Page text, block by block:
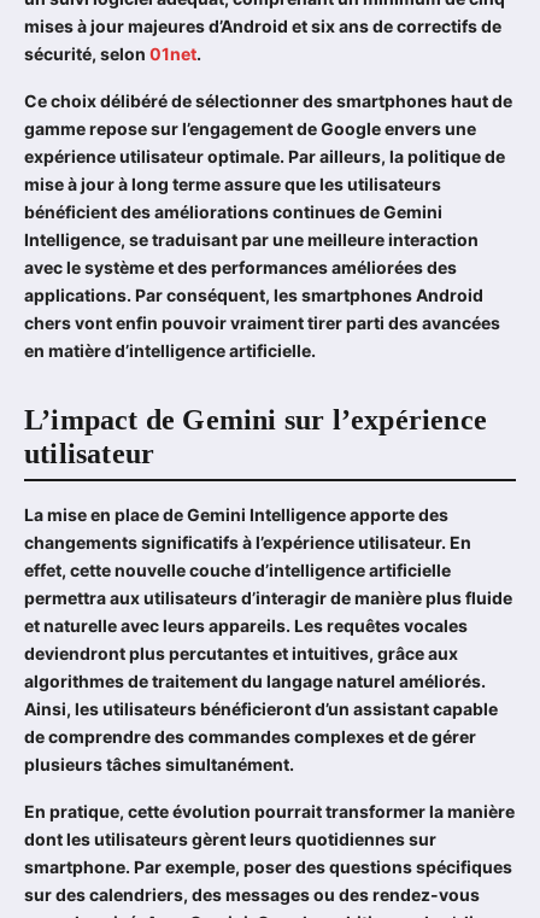
mises à jour majeures d’Android et six ans de correctifs de
sécurité, selon 01net.
Ce choix délibéré de sélectionner des smartphones haut de
gamme repose sur l’engagement de Google envers une
expérience utilisateur optimale. Par ailleurs, la politique de
mise à jour à long terme assure que les utilisateurs
bénéficient des améliorations continues de Gemini
Intelligence, se traduisant par une meilleure interaction
avec le système et des performances améliorées des
applications. Par conséquent, lessmartphones Android
chers vont enfin pouvoir vraiment tirer parti des avancées
en matière d’intelligence artificielle.
L’impact de Gemini sur l’expérience
utilisateur
La mise en place de Gemini Intelligence apporte des
changements significatifs à l’expérience utilisateur. En
effet, cette nouvelle couche d’intelligence artificielle
permettra aux utilisateurs d’interagir de manière plus fluide
et naturelle avec leurs appareils. Les requêtes vocales
deviendront plus percutantes et intuitives, grâce aux
algorithmes de traitement du langage naturel améliorés.
Ainsi, les utilisateurs bénéficieront d’un assistant capable
de comprendre des commandes complexes et de gérer
plusieurs tâches simultanément.
En pratique, cette évolution pourrait transformer la manière
dont les utilisateurs gèrent leurs quotidiennes sur
smartphone. Par exemple, poser des questions spécifiques
sur des calendriers, des messages ou des rendez-vous